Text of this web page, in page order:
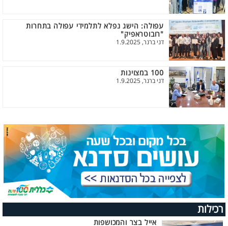
עפולה: הישג נפלא לתלמידי עפולה בתחרות
"רובוטראפיק"
דני ברנר, 1.9.2025
100 במצוינות
דני ברנר, 1.9.2025
רכילות
אייל בצר והמכושפות